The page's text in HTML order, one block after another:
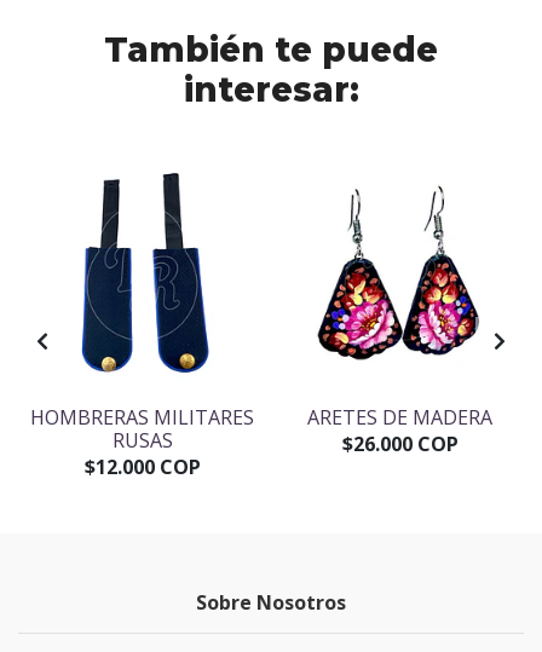
También te puede
interesar:
HOMBRERAS MILITARES
RUSAS
$12.000 COP
ARETES DE MADERA
$26.000 COP
Sobre Nosotros